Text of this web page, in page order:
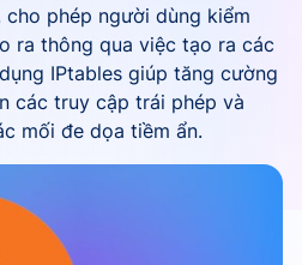
cho phép người dùng kiểm
ra thông qua việc tạo ra các
IPtables giúp tăng cường
các truy cập trái phép và
mối đe dọa tiềm ẩn.